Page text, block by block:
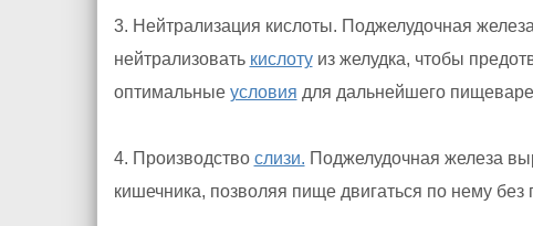
3. Нейтрализация кислоты. Поджелудочная
нейтрализовать кислотуиз желудка, чтобы
оптимальные условия для дальнейшего
4. Производство слизи. Поджелудочная железа
кишечника, позволяя пище двигаться по нему